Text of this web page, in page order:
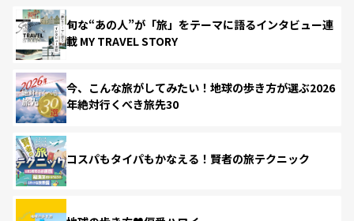
旬な“あの人”が「旅」をテーマに語るインタビュー連
載 MY TRAVEL STORY
今、こんな旅がしてみたい！地球の歩き方が選ぶ2026
年絶対行くべき旅先30
コスパもタイパもかなえる！賢者の旅テクニック